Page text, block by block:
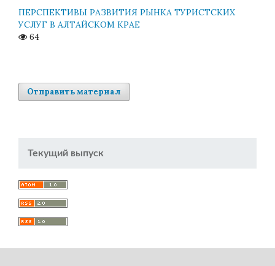
ПЕРСПЕКТИВЫ РАЗВИТИЯ РЫНКА ТУРИСТСКИХ
УСЛУГ В АЛТАЙСКОМ КРАЕ
64
Отправить материал
Текущий выпуск